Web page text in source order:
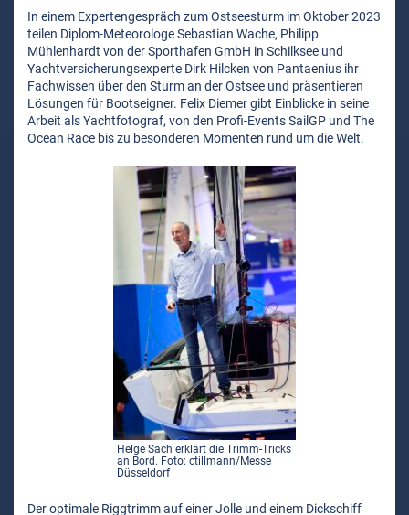
In einem Expertengespräch zum Ostseesturm im Oktober 2023
teilen Diplom-Meteorologe Sebastian Wache, Philipp
Mühlenhardt von der Sporthafen GmbH in Schilksee und
Yachtversicherungsexperte Dirk Hilcken von Pantaenius ihr
Fachwissen über den Sturm an der Ostsee und präsentieren
Lösungen für Bootseigner. Felix Diemer gibt Einblicke in seine
Arbeit als Yachtfotograf, von den Profi-Events SailGP und The
Ocean Race bis zu besonderen Momenten rund um die Welt.
Helge Sach erklärt die Trimm-Tricks
an Bord. Foto: ctillmann/Messe
Düsseldorf
Der optimale Riggtrimm auf einer Jolle und einem Dickschiff